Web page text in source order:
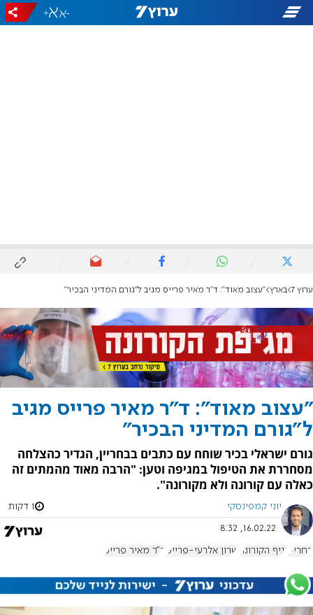
-
+
ערוץ 7 בארץ "עצוב מאוד": ד"ר מאיר פרייס מגיב ל"גורם המדיני הבכיר"
"עצוב מאוד": ד"ר מאיר פרייס מגיב
ל"גורם המדיני הבכיר"
גורם ישראלי בכיר שוחח עם כתבים בבחריין, הגדיר כהצלחה
מסחררת את הטיפול במגיפה וטען: "הרבה מאוד מהמתים זה
כאלה עם קורונה ולא מקורונה".
יוני קמפינסקי 1 דקות
16.02.22, 8:32
בחריין נגיף הקורונה שרון אלרעי-פרייס ד"ר מאיר פרייס